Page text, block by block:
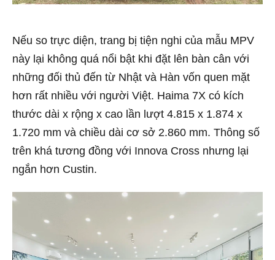
Nếu so trực diện, trang bị tiện nghi của mẫu MPV
này lại không quá nổi bật khi đặt lên bàn cân với
những đối thủ đến từ Nhật và Hàn vốn quen mặt
hơn rất nhiều với người Việt. Haima 7X có kích
thước dài x rộng x cao lần lượt 4.815 x 1.874 x
1.720 mm và chiều dài cơ sở 2.860 mm. Thông số
trên khá tương đồng với Innova Cross nhưng lại
ngắn hơn Custin.